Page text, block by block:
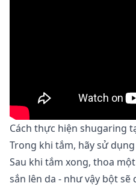
Cách thực hiện shugaring
Trong khi tắm, hãy sử dụng
Sau khi tắm xong, thoa
sắn lên da - như vậy bột